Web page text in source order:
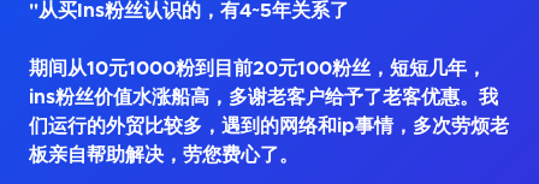
"从买Ins粉丝认识的，有4~5年关系了
期间从10元1000粉到目前20元100粉丝，短短几年，
ins粉丝价值水涨船高，多谢老客户给予了老客优惠。我
们运行的外贸比较多，遇到的网络和ip事情，多次劳烦老
板亲自帮助解决，劳您费心了。